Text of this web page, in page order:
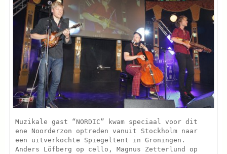
Muzikale gast “NORDIC” kwam speciaal voor dit
ene Noorderzon optreden vanuit Stockholm naar
een uitverkochte Spiegeltent in Groningen.
Anders Löfberg op cello, Magnus Zetterlund op